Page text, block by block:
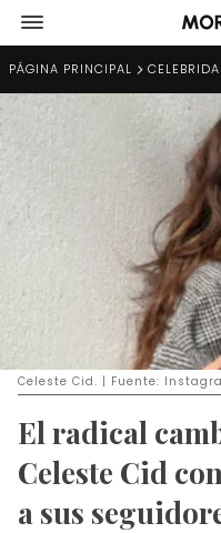
PÁGINA PRINCIPAL
Celeste Cid. | Fuente:
El radical
Celeste Cid
a sus